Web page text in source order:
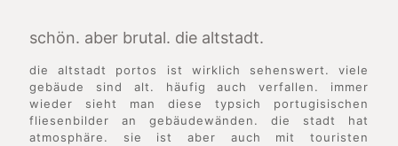
schön. aber brutal. die altstadt.
die altstadt portos ist wirklich sehenswert. viele
gebäude sind alt. häufig auch verfallen. immer
wieder sieht man diese typsich portugisischen
fliesenbilder an gebäudewänden. die stadt hat
atmosphäre. sie ist aber auch mit touristen